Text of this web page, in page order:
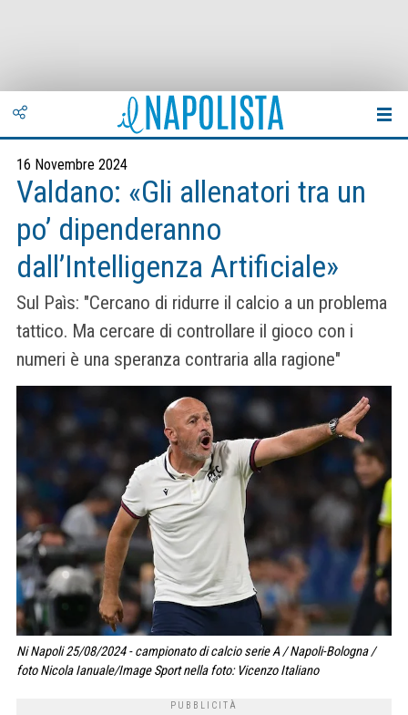
16 Novembre 2024
Valdano: «Gli allenatori tra un
po’ dipenderanno
dall’Intelligenza Artificiale»
Sul Paìs: "Cercano di ridurre il calcio a un problema
tattico. Ma cercare di controllare il gioco con i
numeri è una speranza contraria alla ragione"
Ni Napoli 25/08/2024 - campionato di calcio serie A / Napoli-Bologna /
foto Nicola Ianuale/Image Sport nella foto: Vicenzo Italiano